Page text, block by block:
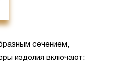
сечением,
изделия включают: